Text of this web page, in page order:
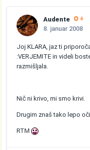
Audente 4
8. januar 2008
Joj KLARA, jaz ti
:VERJEMITE in videli
razmišljala.
Nič ni krivo, mi smo krivi.
Drugim znaš tako lepo
RTM